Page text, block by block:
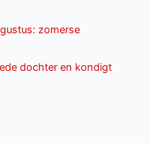
zomerse
dochter en kondigt